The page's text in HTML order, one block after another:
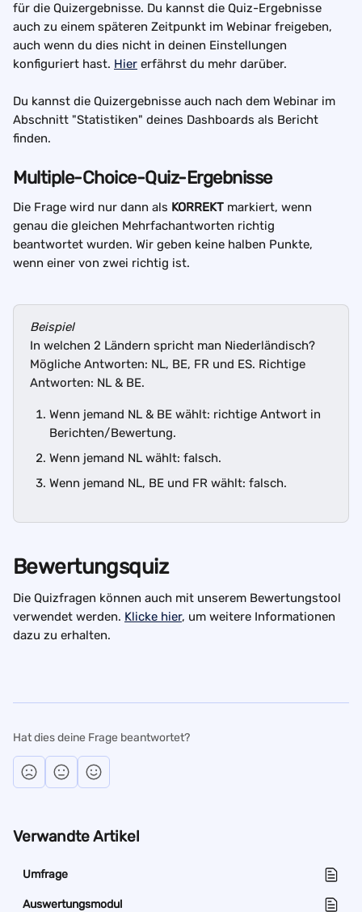
für die Quizergebnisse. Du kannst die Quiz-Ergebnisse
auch zu einem späteren Zeitpunkt im Webinar freigeben,
auch wenn du dies nicht in deinen Einstellungen
konfiguriert hast. Hier erfährst du mehr darüber.
Du kannst die Quizergebnisse auch nach dem Webinar im
Abschnitt "Statistiken" deines Dashboards als Bericht
finden.
Multiple-Choice-Quiz-Ergebnisse
Die Frage wird nur dann als KORREKT markiert, wenn
genau die gleichen Mehrfachantworten richtig
beantwortet wurden. Wir geben keine halben Punkte,
wenn einer von zwei richtig ist.
Beispiel
In welchen 2 Ländern spricht man Niederländisch?
Mögliche Antworten: NL, BE, FR und ES. Richtige
Antworten: NL & BE.
Wenn jemand NL & BE wählt: richtige Antwort in
Berichten/Bewertung.
Wenn jemand NL wählt: falsch.
Wenn jemand NL, BE und FR wählt: falsch.
Bewertungsquiz
Die Quizfragen können auch mit unserem Bewertungstool
verwendet werden. Klicke hier, um weitere Informationen
dazu zu erhalten.
Hat dies deine Frage beantwortet?
Verwandte Artikel
Umfrage
Auswertungsmodul